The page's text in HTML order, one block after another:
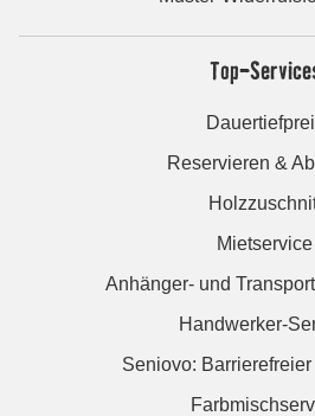
Top-
Reservieren &
Mietservice
Anhänger- und
Handwerker-
Seniovo: